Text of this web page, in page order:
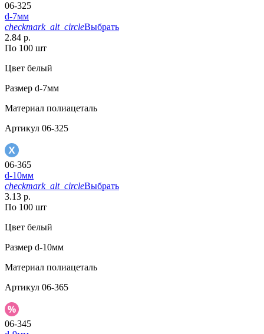
06-325
d-7мм
checkmark_alt_circleВыбрать
2.84 р.
По 100 шт
Цвет белый
Размер d-7мм
Материал полиацеталь
Артикул 06-325
06-365
d-10мм
checkmark_alt_circleВыбрать
3.13 р.
По 100 шт
Цвет белый
Размер d-10мм
Материал полиацеталь
Артикул 06-365
06-345